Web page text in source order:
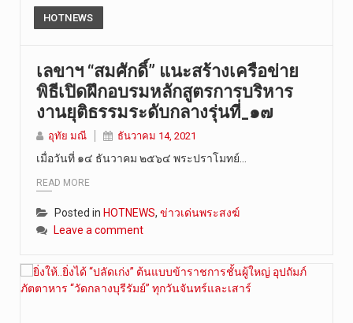
การประกาศใ…
HOTNEWS
เลขาฯ “สมศักดิ์” แนะสร้างเครือข่าย
พิธีเปิดฝึกอบรมหลักสูตรการบริหาร
งานยุติธรรมระดับกลางรุ่นที่_๑๗
อุทัย มณี ธันวาคม 14, 2021
เมื่อวันที่ ๑๔ ธันวาคม ๒๕๖๔ พระปราโมทย์…
READ MORE
Posted in HOTNEWS, ข่าวเด่นพระสงฆ์
Leave a comment